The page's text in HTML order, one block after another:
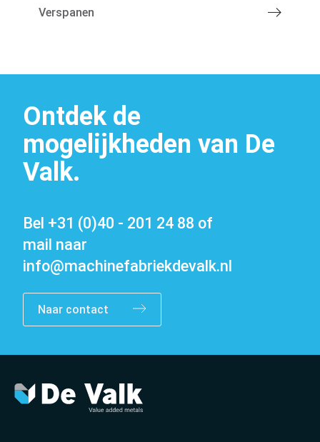
Vacatures
Verspanen
Ontdek de
mogelijkheden van De
Valk.
Bel +31 (0)40 - 201 24 88 of
mail naar
info@machinefabriekdevalk.nl
Naar contact